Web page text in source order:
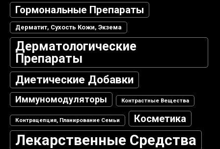
Гормональные Препараты
Дерматит, Сухость Кожи, Экзема
Дерматологические
Препараты
Диетические Добавки
Иммуномодуляторы Контрастные Вещества
Контрацепция, Планирование Семьи Косметика
Лекарственные Средства